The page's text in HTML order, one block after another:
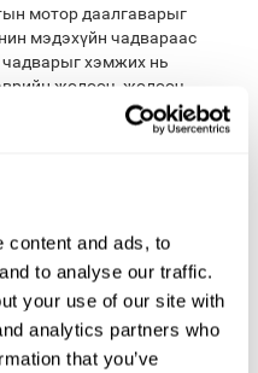
content and ads, to
to analyse our traffic.
your use of our site with
analytics partners who
that you’ve
мотор даалгаварыг
мэдэхүйн чадвараас
хэмжих нь
жолооч, жолооч,
гүйцэтгэлийг
мэргэжлийн үйл
үнэлгээ.
тулд бид бусад
хэмжихийн тулд
зөв тодорхойлох
санал болгодог.